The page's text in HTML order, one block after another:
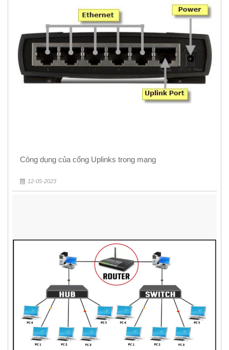
Công dụng của cổng Uplinks trong mạng
12-05-2023